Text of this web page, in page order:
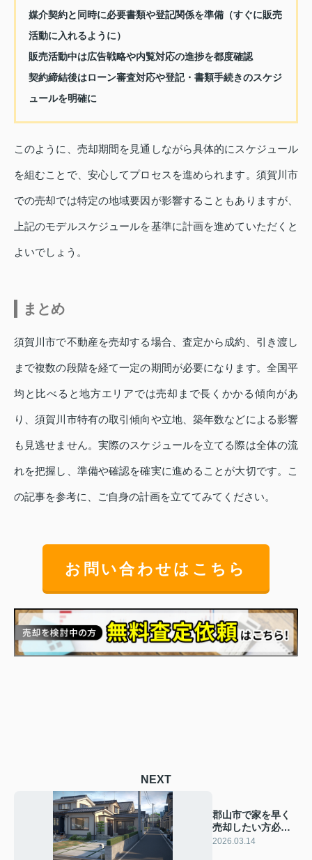
媒介契約と同時に必要書類や登記関係を準備（すぐに販売
活動に入れるように）
販売活動中は広告戦略や内覧対応の進捗を都度確認
契約締結後はローン審査対応や登記・書類手続きのスケジ
ュールを明確に
このように、売却期間を見通しながら具体的にスケジュール
を組むことで、安心してプロセスを進められます。須賀川市
での売却では特定の地域要因が影響することもありますが、
上記のモデルスケジュールを基準に計画を進めていただくと
よいでしょう。
まとめ
須賀川市で不動産を売却する場合、査定から成約、引き渡し
まで複数の段階を経て一定の期間が必要になります。全国平
均と比べると地方エリアでは売却まで長くかかる傾向があ
り、須賀川市特有の取引傾向や立地、築年数などによる影響
も見逃せません。実際のスケジュールを立てる際は全体の流
れを把握し、準備や確認を確実に進めることが大切です。こ
の記事を参考に、ご自身の計画を立ててみてください。
お問い合わせはこちら
NEXT
郡山市で家を早く
売却したい方必
見！売却の流れや
2026.03.14